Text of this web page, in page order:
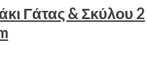
Γάτας & Σκύλου 2